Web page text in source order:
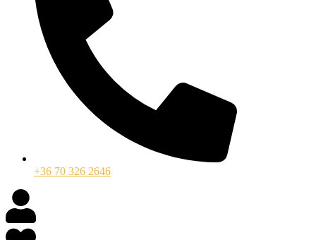
+36 70 326 2646